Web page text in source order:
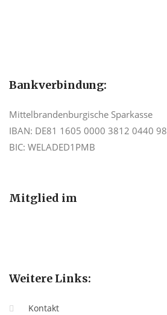
Bankverbindung:
Mittelbrandenburgische Sparkasse
IBAN: DE81 1605 0000 3812 0440 98
BIC: WELADED1PMB
Mitglied im
Weitere Links:
Kontakt